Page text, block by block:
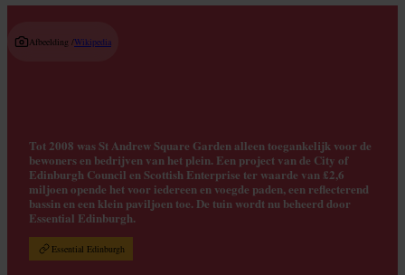
Afbeelding /Wikipedia
Tot 2008 was St Andrew Square Garden alleen toegankelijk voor de
bewoners en bedrijven van het plein. Een project van de City of
Edinburgh Council en Scottish Enterprise ter waarde van £2,6
miljoen opende het voor iedereen en voegde paden, een reflecterend
bassin en een klein paviljoen toe. De tuin wordt nu beheerd door
Essential Edinburgh.
Essential Edinburgh